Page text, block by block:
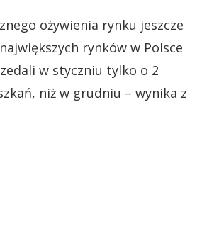
ożywienia rynku jeszcze
rynków w Polsce
w styczniu tylko o 2
niż w grudniu – wynika z